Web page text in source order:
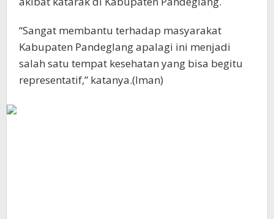
“Sangat membantu terhadap masyarakat
Kabupaten Pandeglang apalagi ini menjadi
salah satu tempat kesehatan yang bisa begitu
representatif,” katanya.(Iman)